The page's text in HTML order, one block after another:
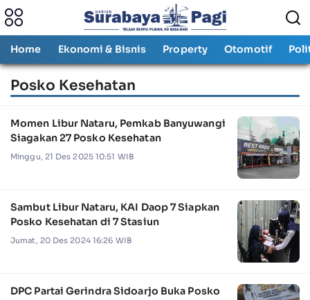
Home Ekonomi & Bisnis Property Otomotif
Posko Kesehatan
Momen Libur Nataru, Pemkab Banyuwangi
Siagakan 27 Posko Kesehatan
Minggu, 21 Des 2025 10:51 WIB
Sambut Libur Nataru, KAI Daop 7 Siapkan
Posko Kesehatan di 7 Stasiun
Jumat, 20 Des 2024 16:26 WIB
DPC Partai Gerindra Sidoarjo Buka Posko